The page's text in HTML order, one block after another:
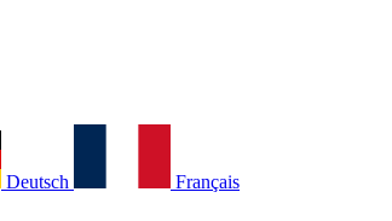
Deutsch Français